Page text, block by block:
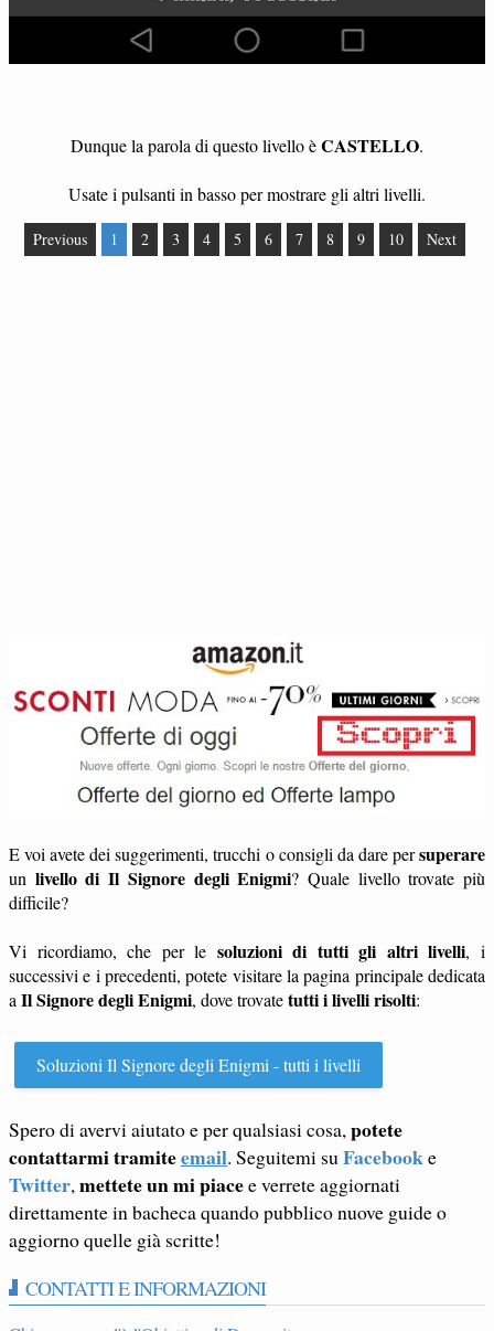
Dunque la parola di questo livello èCASTELLO.
Usate i pulsanti in basso per mostrare gli altri livelli.
Previous 1 2 3 4 5 6 7 8 9 10 Next
E voi avete dei suggerimenti, trucchi o consigli da dare persuperare
un livello di Il Signore degli Enigmi? Quale livello trovate più
difficile?
Vi ricordiamo, che per le soluzioni di tutti gli altri livelli, i
successivi e i precedenti, potete visitare la pagina principale dedicata
a Il Signore degli Enigmi, dove trovatetutti i livelli risolti:
Soluzioni Il Signore degli Enigmi - tutti i livelli
Spero di avervi aiutato e per qualsiasi cosa, potete
contattarmi tramiteemail. Seguitemi su Facebooke
Twitter, mettete un mi piacee verrete aggiornati
direttamente in bacheca quando pubblico nuove guide o
aggiorno quelle già scritte!
CONTATTI E INFORMAZIONI